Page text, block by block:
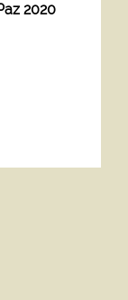
2020